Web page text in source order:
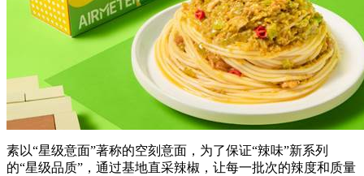
素以“星级意面”著称的空刻意面，为了保证“辣味”新系列
的“星级品质”，通过基地直采辣椒，让每一批次的辣度和质量